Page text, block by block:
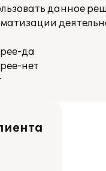
данное
да
нет